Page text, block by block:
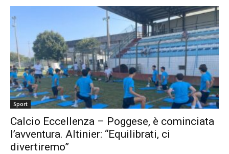
Sport
Calcio Eccellenza – Poggese, è cominciata
l’avventura. Altinier: “Equilibrati, ci
divertiremo”